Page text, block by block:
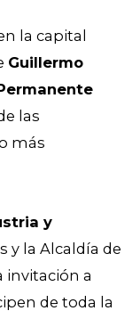
la capital
Guillermo
las
más
y
y la Alcaldía de
invitación a
de toda la